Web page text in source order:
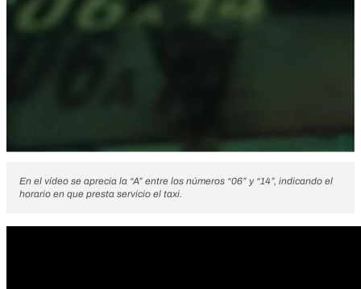
En el vídeo se aprecia la “A” entre los números “06” y “14”, indicando el
horario en que presta servicio el taxi.